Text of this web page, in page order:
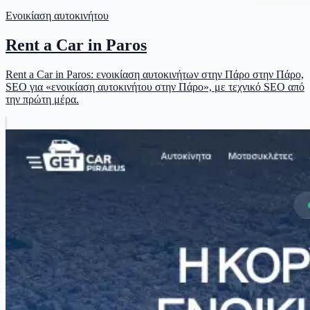
Ενοικίαση αυτοκινήτου
Rent a Car in Paros
Rent a Car in Paros: ενοικίαση αυτοκινήτων στην Πάρο στην Πάρο,
SEO για «ενοικίαση αυτοκινήτου στην Πάρο», με τεχνικό SEO από
την πρώτη μέρα.